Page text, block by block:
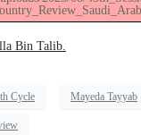
Bin Talib.
Cycle Mayeda Tayyab